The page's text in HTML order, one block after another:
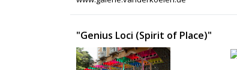
"Genius Loci (Spirit of Place)"